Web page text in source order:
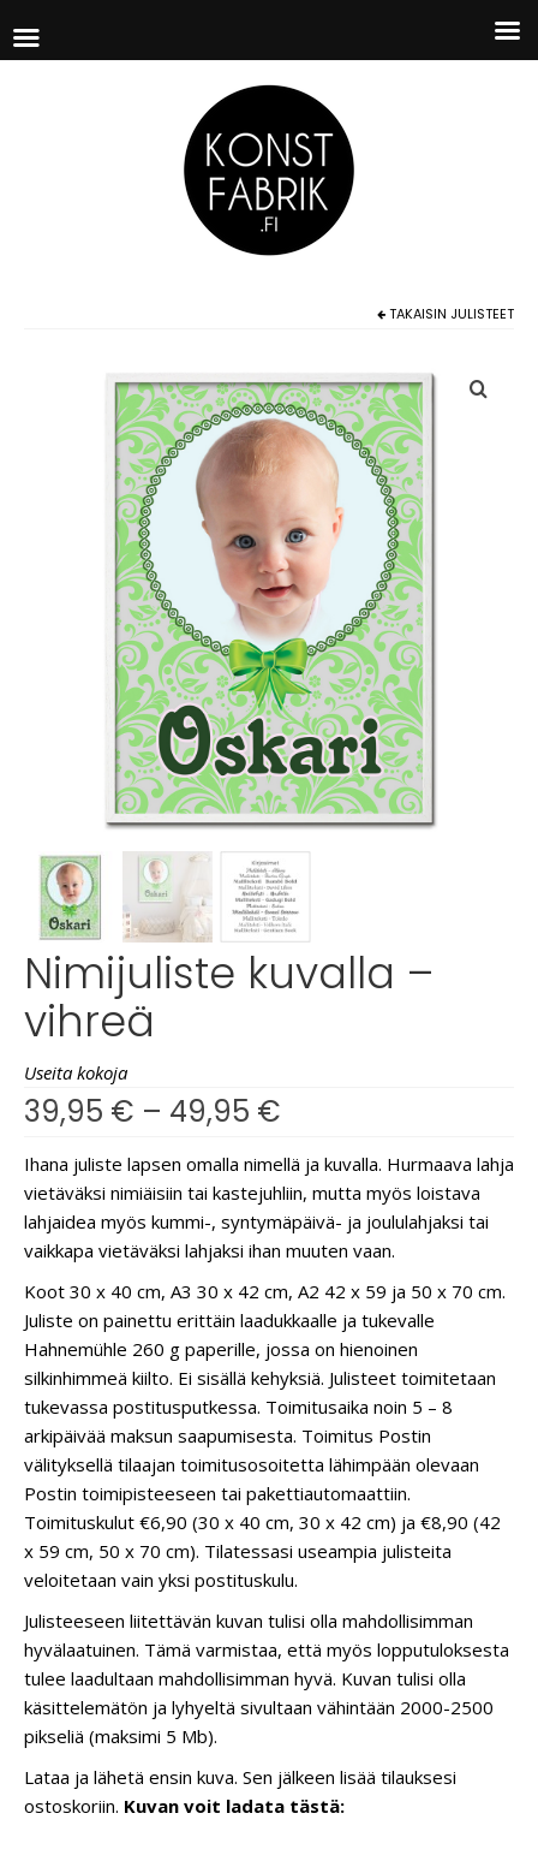
TAKAISIN JULISTEET
Nimijuliste kuvalla –
vihreä
Useita kokoja
39,95 € – 49,95 €
Ihana juliste lapsen omalla nimellä ja kuvalla. Hurmaava lahja
vietäväksi nimiäisiin tai kastejuhliin, mutta myös loistava
lahjaidea myös kummi-, syntymäpäivä- ja joululahjaksi tai
vaikkapa vietäväksi lahjaksi ihan muuten vaan.
Koot 30 x 40 cm, A3 30 x 42 cm, A2 42 x 59 ja 50 x 70 cm.
Juliste on painettu erittäin laadukkaalle ja tukevalle
Hahnemühle 260 g paperille, jossa on hienoinen
silkinhimmeä kiilto. Ei sisällä kehyksiä. Julisteet toimitetaan
tukevassa postitusputkessa. Toimitusaika noin 5 – 8
arkipäivää maksun saapumisesta. Toimitus Postin
välityksellä tilaajan toimitusosoitetta lähimpään olevaan
Postin toimipisteeseen tai pakettiautomaattiin.
Toimituskulut €6,90 (30 x 40 cm, 30 x 42 cm) ja €8,90 (42
x 59 cm, 50 x 70 cm). Tilatessasi useampia julisteita
veloitetaan vain yksi postituskulu.
Julisteeseen liitettävän kuvan tulisi olla mahdollisimman
hyvälaatuinen. Tämä varmistaa, että myös lopputuloksesta
tulee laadultaan mahdollisimman hyvä. Kuvan tulisi olla
käsittelemätön ja lyhyeltä sivultaan vähintään 2000-2500
pikseliä (maksimi 5 Mb).
Lataa ja lähetä ensin kuva. Sen jälkeen lisää tilauksesi
ostoskoriin. Kuvan voit ladata tästä: